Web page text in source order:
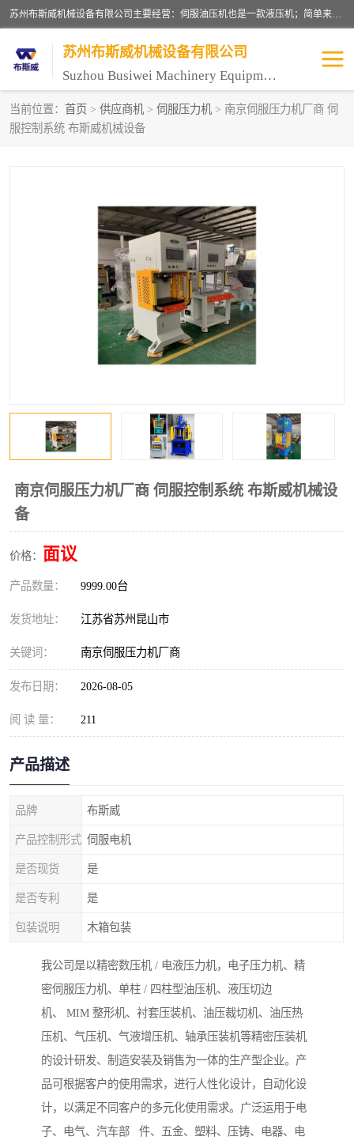
苏州布斯威机械设备有限公司主要经营：伺服油压机也是一款液压机；简单来说，传统的油压机，选用的是普通电机，普通电机容易发热，容易烧坏。伺服油压机采用先进的伺服电机，一般选用汇川 、日本大金、台达等品牌。伺服电机配套伺服泵还有伺服驱动器等部件，这样机器的电机过热，能耗的控制、机器工作的噪音都得到了完美的解决。
苏州布斯威机械设备有限公司
Suzhou Busiwei Machinery Equipment Co., Ltd.
当前位置： 首页 > 供应商机 > 伺服压力机 > 南京伺服压力机厂商 伺
服控制系统 布斯威机械设备
南京伺服压力机厂商 伺服控制系统 布斯威机械设
备
价格： 面议
产品数量： 9999.00台
发货地址： 江苏省苏州昆山市
关键词： 南京伺服压力机厂商
发布日期： 2026-08-05
阅 读 量： 211
产品描述
品牌 布斯威
产品控制形式 伺服电机
是否现货 是
是否专利 是
包装说明 木箱包装
我公司是以精密数压机 / 电液压力机，电子压力机、精
密伺服压力机、单柱 / 四柱型油压机、液压切边
机、 MIM 整形机、衬套压装机、油压裁切机、油压热
压机、气压机、气液增压机、轴承压装机等精密压装机
的设计研发、制造安装及销售为一体的生产型企业。产
品可根据客户的使用需求，进行人性化设计，自动化设
计，以满足不同客户的多元化使用需求。广泛运用于电
子、电气、汽车部 件、五金、塑料、压铸、电器、电
单柱油压机-C型油压机
气压机-气动压床 精密伺服压力机